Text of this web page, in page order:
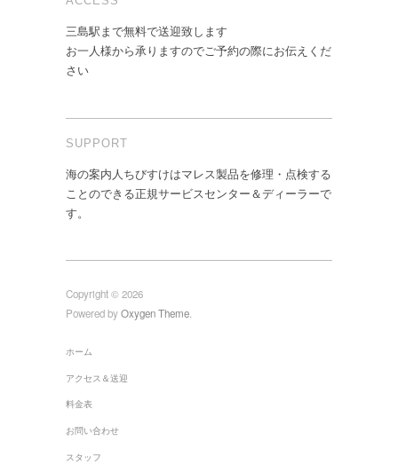
三島駅まで無料で送迎致します
お一人様から承りますのでご予約の際にお伝えくだ
さい
SUPPORT
海の案内人ちびすけはマレス製品を修理・点検する
ことのできる正規サービスセンター＆ディーラーで
す。
Copyright © 2026
Powered byOxygen Theme
ホーム
アクセス＆送迎
料金表
お問い合わせ
スタッフ